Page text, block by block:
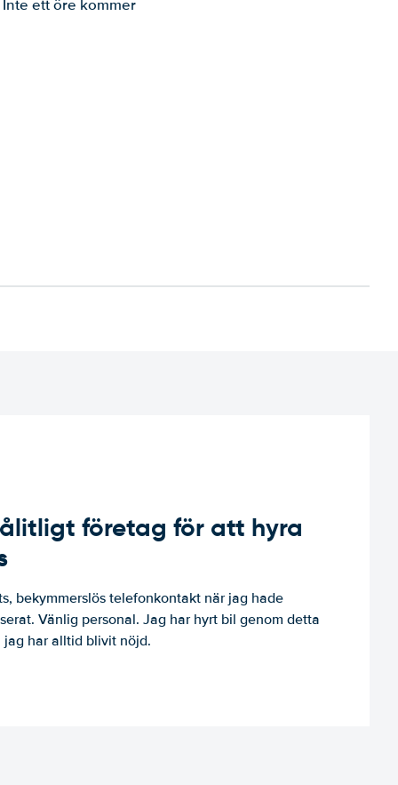
ett öre kommer
företag för att hyra
bekymmerslös telefonkontakt när jag hade
Vänlig personal. Jag har hyrt bil genom detta
har alltid blivit nöjd.